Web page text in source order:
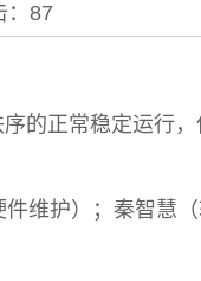
87
的正常稳定运行
维护）；秦智慧（